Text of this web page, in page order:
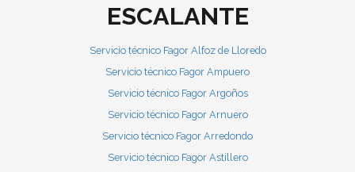
ESCALANTE
Servicio técnico Fagor Alfoz de Lloredo
Servicio técnico Fagor Ampuero
Servicio técnico Fagor Argoños
Servicio técnico Fagor Arnuero
Servicio técnico Fagor Arredondo
Servicio técnico Fagor Astillero